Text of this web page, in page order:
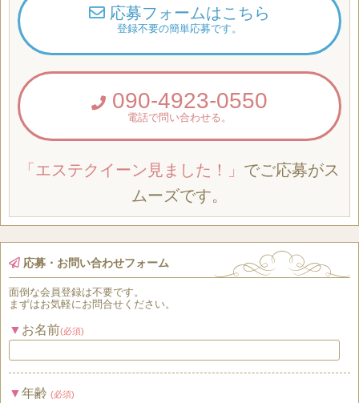
応募フォームはこちら
登録不要の簡単応募です。
090-4923-0550
電話で問い合わせる。
「エステクイーン見ました！」 でご応募がス
ムーズです。
応募・お問い合わせフォーム
面倒な会員登録は不要です。
まずはお気軽にお問合せください。
お名前(必須)
年齢 (必須)